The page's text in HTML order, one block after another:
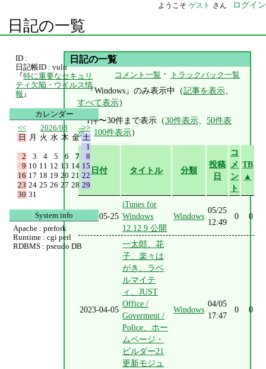
ようこそ ゲスト さん ログイン
日記の一覧
日記の一覧
コメント一覧 ・ トラックバック一覧
『Windows』のみ表示中（記事を表示、
すべて表示）
1件〜30件まで表示（30件表示、 50件表
示、 100件表示）
日付 タイトル 分類
投稿
日
コ
メ
ン
ト
TB
▲
2023-05-25
iTunes for
Windows
12.12.9 公開
Windows
05/25
12:49
0 0
2023-04-05
一太郎、花
子、楽々は
がき、ラベ
ルマイテ
ィ、JUST
Office /
Goverment /
Police、ホー
ムページ・
ビルダー21
更新モジュ
Windows
04/05
17:47
0 0
ID :
日記帳ID : vuln
『特に重要なセキュリ
ティ欠陥・ウイルス情
報 』
カレンダー
<<
2026/08
>>
日
月 火 水 木 金 土
1
2
3 4 5 6 7
8
9 10 11 12 13 14 15
16 17 18 19 20 21 22
23 24 25 26 27 28 29
30 31
System info
Apache : prefork
Runtime : cgi perl
RDBMS : pseudo DB